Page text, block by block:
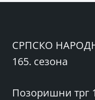
СРПСКО
165. сезона
Позоришни трг 1